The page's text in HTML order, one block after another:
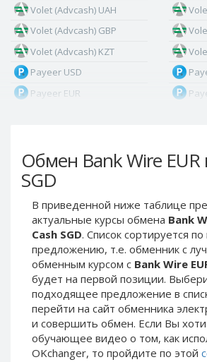
Обмен Bank Wire EUR
SGD
В приведенной ниже таблице
актуальные курсы обмена Bank
Cash SGD. Список сортируется
предложению, т.е. обменник с
обменным курсом с Bank Wire
будет на первой позиции.
подходящее предложение в
перейти на сайт обменника
и совершить обмен. Если Вы
обучающее видео о том, как
OKchanger, то пройдите по этой
Volet (Advcash) UAH
Volet (Advcash) GBP
Volet (Advcash) KZT
Payeer USD
Payeer EUR
Payeer Tether ERC20
(USDT)
Payeer UAH
ЮMoney RUB
ЮMoney KZT
PayPal USD
PayPal EUR
PayPal GBP
PayPal CAD
PayPal AUD
PayPal RUB
(USDT)